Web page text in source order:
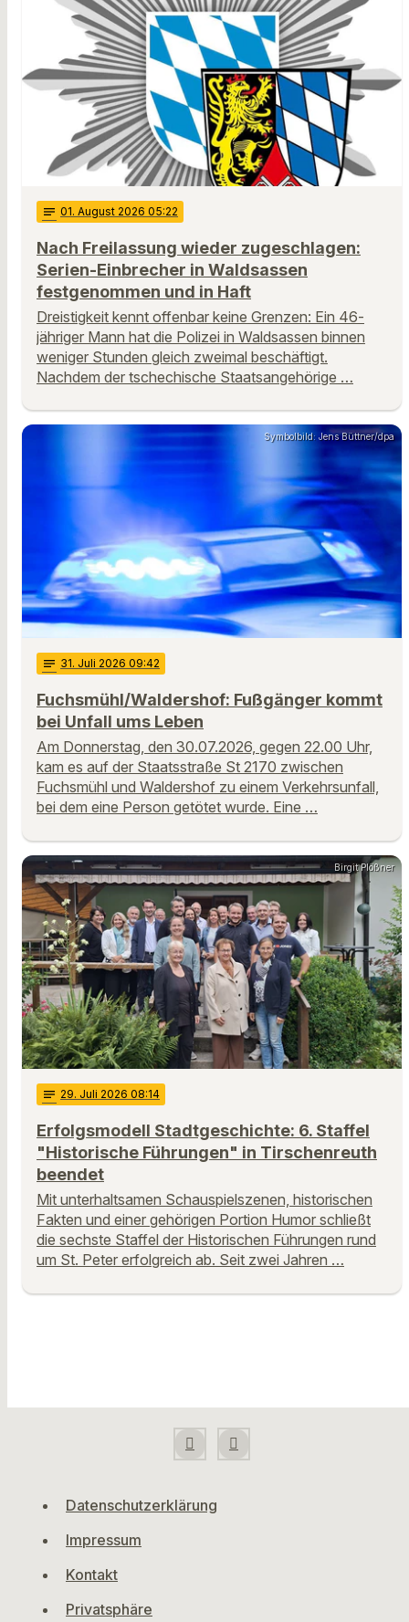
notes 01. August 2026 05:22
Nach Freilassung wieder zugeschlagen:
Serien-Einbrecher in Waldsassen
festgenommen und in Haft
Dreistigkeit kennt offenbar keine Grenzen: Ein 46-
jähriger Mann hat die Polizei in Waldsassen binnen
weniger Stunden gleich zweimal beschäftigt.
Nachdem der tschechische Staatsangehörige …
Symbolbild: Jens Büttner/dpa
notes 31. Juli 2026 09:42
Fuchsmühl/Waldershof: Fußgänger kommt
bei Unfall ums Leben
Am Donnerstag, den 30.07.2026, gegen 22.00 Uhr,
kam es auf der Staatsstraße St 2170 zwischen
Fuchsmühl und Waldershof zu einem Verkehrsunfall,
bei dem eine Person getötet wurde. Eine …
Birgit Plößner
notes 29. Juli 2026 08:14
Erfolgsmodell Stadtgeschichte: 6. Staffel
"Historische Führungen" in Tirschenreuth
beendet
Mit unterhaltsamen Schauspielszenen, historischen
Fakten und einer gehörigen Portion Humor schließt
die sechste Staffel der Historischen Führungen rund
um St. Peter erfolgreich ab. Seit zwei Jahren …
Datenschutzerklärung
Impressum
Kontakt
Privatsphäre